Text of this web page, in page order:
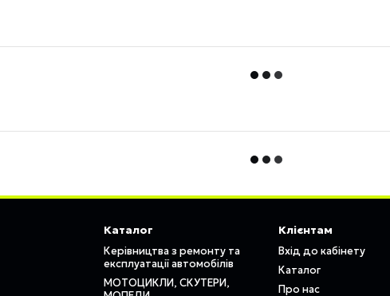
Каталог
Керівництва з ремонту та
експлуатації автомобілів
МОТОЦИКЛИ, СКУТЕРИ,
Клієнтам
Вхід до кабінету
Каталог
Про нас